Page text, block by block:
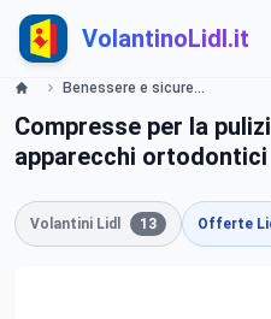
VolantinoLidl.it
Benessere e sicurezza a tutte le età Lidl
Compresse per la
apparecchi ortodontici
Volantini Lidl 13 Offerte